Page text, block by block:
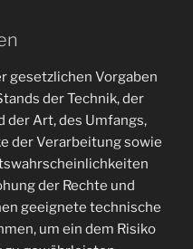
gesetzlichen Vorgaben
der Technik, der
Art, des Umfangs,
der Verarbeitung sowie
der Rechte und
geeignete technische
um ein dem Risiko